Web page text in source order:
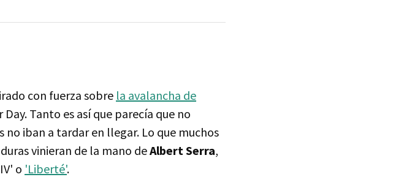
con fuerza sobre la avalancha de
Day. Tanto es así que parecía que no
iban a tardar en llegar. Lo que muchos
vinieran de la mano deAlbert Serra,
o 'Liberté'.